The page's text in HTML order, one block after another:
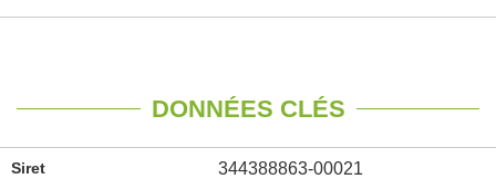
DONNÉES CLÉS
Siret 344388863-00021